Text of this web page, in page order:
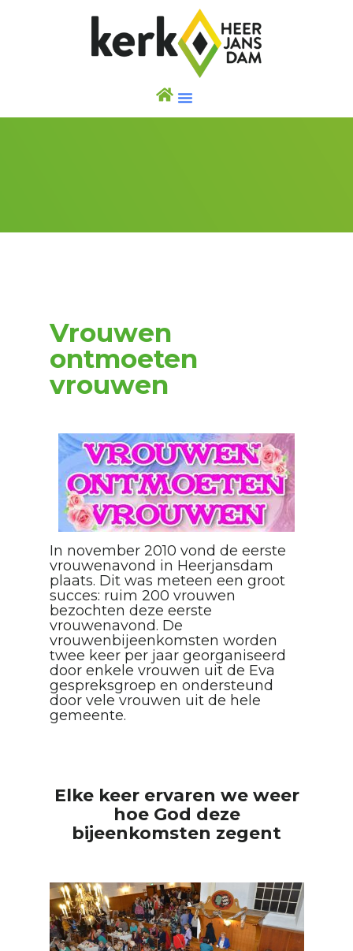
Vrouwen
ontmoeten
vrouwen
In november 2010 vond de eerste
vrouwenavond in Heerjansdam
plaats. Dit was meteen een groot
succes: ruim 200 vrouwen
bezochten deze eerste
vrouwenavond. De
vrouwenbijeenkomsten worden
twee keer per jaar georganiseerd
door enkele vrouwen uit de Eva
gespreksgroep en ondersteund
door vele vrouwen uit de hele
gemeente.
Elke keer ervaren we weer
hoe God deze
bijeenkomsten zegent